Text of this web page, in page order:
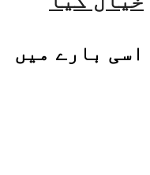
اسی بارے میں